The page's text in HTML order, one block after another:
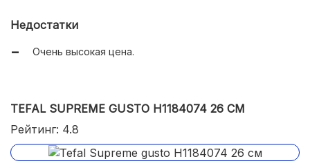
распределение тепла.
Недостатки
Очень высокая цена.
TEFAL SUPREME GUSTO H1184074 26 СМ
Рейтинг: 4.8